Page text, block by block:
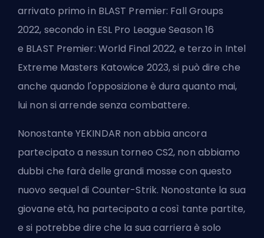
arrivato primo in BLAST Premier: Fall Groups
2022, secondo in ESL Pro League Season 16
e BLAST Premier: World Final 2022, e terzo in Intel
Extreme Masters Katowice 2023, si può dire che
anche quando l'opposizione è dura quanto mai,
lui non si arrende senza combattere.
Nonostante YEKINDAR non abbia ancora
partecipato a nessun torneo CS2, non abbiamo
dubbi che farà delle grandi mosse con questo
nuovo sequel di Counter-Strik. Nonostante la sua
giovane età, ha partecipato a così tante partite,
e si potrebbe dire che la sua carriera è solo